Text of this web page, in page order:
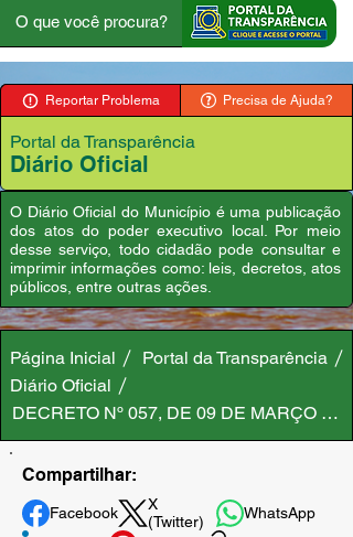
Reportar Problema Precisa de Ajuda?
Portal da Transparência
Diário Oficial
O Diário Oficial do Município é uma publicação
dos atos do poder executivo local. Por meio
desse serviço, todo cidadão pode consultar e
imprimir informações como: leis, decretos, atos
públicos, entre outras ações.
Página Inicial
Portal da Transparência
Diário Oficial
DECRETO Nº 057, DE 09 DE MARÇO DE
Compartilhar:
Facebook
X
(Twitter)
WhatsApp